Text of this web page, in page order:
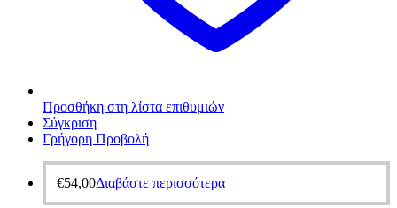
Προσθήκη στη λίστα επιθυμιών
Σύγκριση
Γρήγορη Προβολή
€54,00Διαβάστε περισσότερα